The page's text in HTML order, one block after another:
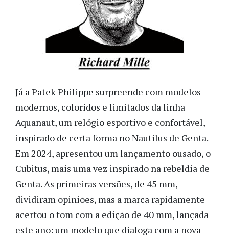
Já a Patek Philippe surpreende com modelos
modernos, coloridos e limitados da linha
Aquanaut, um relógio esportivo e confortável,
inspirado de certa forma no Nautilus de Genta.
Em 2024, apresentou um lançamento ousado, o
Cubitus, mais uma vez inspirado na rebeldia de
Genta. As primeiras versões, de 45 mm,
dividiram opiniões, mas a marca rapidamente
acertou o tom com a edição de 40 mm, lançada
este ano: um modelo que dialoga com a nova